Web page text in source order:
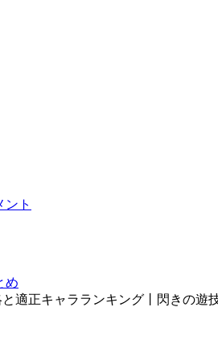
ント
め
適正キャラランキング丨閃きの遊